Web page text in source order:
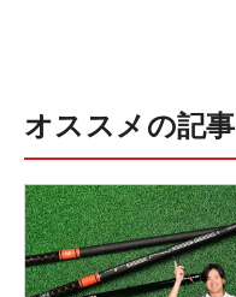
オススメの記事